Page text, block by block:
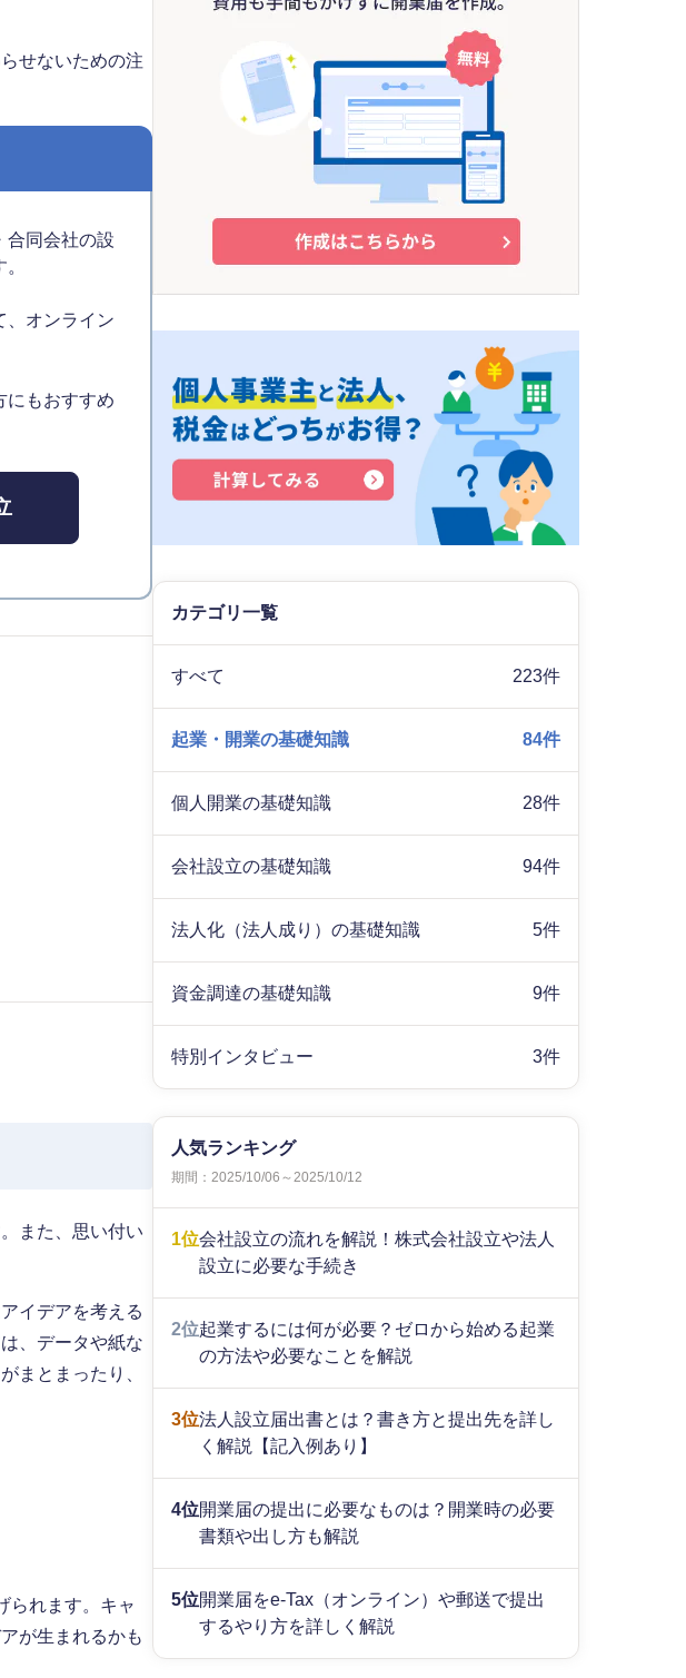
せないための注
合同会社の設
、オンライン
にもおすすめ
また、思い付い
イデアを考える
、データや紙な
まとまったり、
られます。キャ
が生まれるかも
カテゴリ一覧
すべて 223件
起業・開業の基礎知識 84件
個人開業の基礎知識 28件
会社設立の基礎知識 94件
法人化（法人成り）の基礎知識 5件
資金調達の基礎知識 9件
特別インタビュー 3件
人気ランキング
期間：2025/10/06～2025/10/12
1位会社設立の流れを解説！株式会社設立や法人
設立に必要な手続き
2位起業するには何が必要？ゼロから始める起業
の方法や必要なことを解説
3位法人設立届出書とは？書き方と提出先を詳し
く解説【記入例あり】
4位開業届の提出に必要なものは？開業時の必要
書類や出し方も解説
5位開業届をe-Tax（オンライン）や郵送で提出
するやり方を詳しく解説